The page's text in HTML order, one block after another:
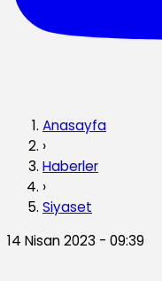
Anasayfa
›
Haberler
›
Siyaset
14 Nisan 2023 - 09:39